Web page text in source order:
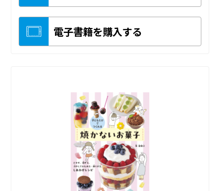
電子書籍を購入する